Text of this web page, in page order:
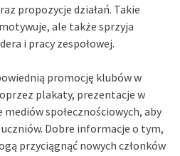
propozycje działań. Takie
ale także sprzyja
i pracy zespołowej.
promocję klubów w
plakaty, prezentacje w
społecznościowych, aby
Dobre informacje o tym,
przyciągnąć nowych członków